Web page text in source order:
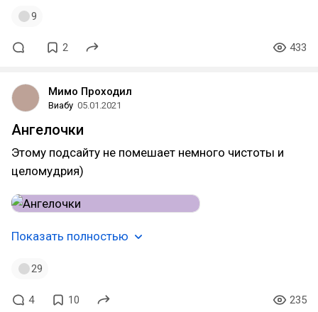
9
2 433
Мимо Проходил
Виабу 05.01.2021
Ангелочки
Этому подсайту не помешает немного чистоты и
целомудрия)
Показать полностью
29
4 10 235